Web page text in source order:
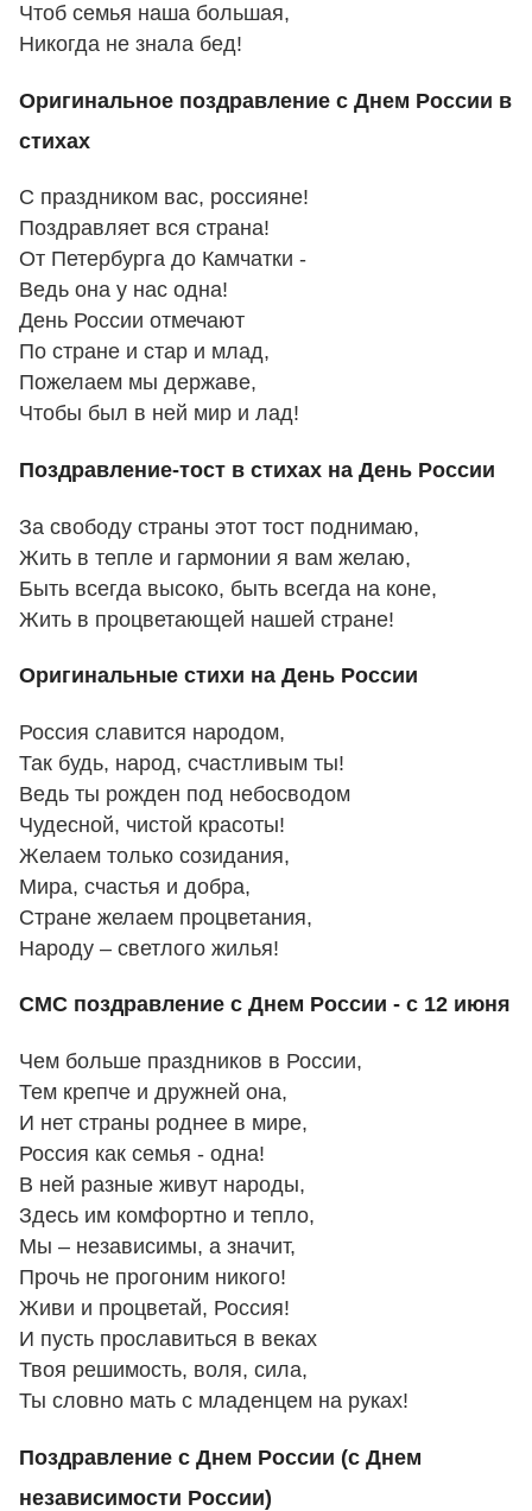
Чтоб семья наша большая,
Никогда не знала бед!
Оригинальное поздравление с Днем России в
стихах
С праздником вас, россияне!
Поздравляет вся страна!
От Петербурга до Камчатки -
Ведь она у нас одна!
День России отмечают
По стране и стар и млад,
Пожелаем мы державе,
Чтобы был в ней мир и лад!
Поздравление-тост в стихах на День России
За свободу страны этот тост поднимаю,
Жить в тепле и гармонии я вам желаю,
Быть всегда высоко, быть всегда на коне,
Жить в процветающей нашей стране!
Оригинальные стихи на День России
Россия славится народом,
Так будь, народ, счастливым ты!
Ведь ты рожден под небосводом
Чудесной, чистой красоты!
Желаем только созидания,
Мира, счастья и добра,
Стране желаем процветания,
Народу – светлого жилья!
СМС поздравление с Днем России - с 12 июня
Чем больше праздников в России,
Тем крепче и дружней она,
И нет страны роднее в мире,
Россия как семья - одна!
В ней разные живут народы,
Здесь им комфортно и тепло,
Мы – независимы, а значит,
Прочь не прогоним никого!
Живи и процветай, Россия!
И пусть прославиться в веках
Твоя решимость, воля, сила,
Ты словно мать с младенцем на руках!
Поздравление с Днем России (с Днем
независимости России)